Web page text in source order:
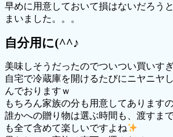
早めに用意しておいて損はないだろう
まいました。。。
自分用に(^^♪
美味しそうだったのでついつい買いす
自宅で冷蔵庫を開けるたびにニヤニヤ
んでおりますｗ
もちろん家族の分も用意してあります
誰かへの贈り物は選ぶ時間も、渡すま
も全て含めて楽しいですよね